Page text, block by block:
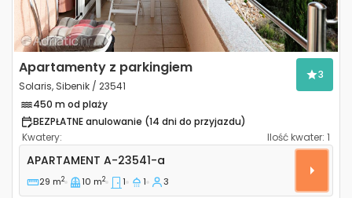
Apartamenty z parkingiem
Solaris, Sibenik / 23541
3
450 m od plaży
BEZPŁATNE anulowanie (14 dni do przyjazdu)
Kwatery:
Ilość kwater: 1
Jednopokojowy apartament Solaris, Sibenik A-
APARTAMENT A-23541-a
29 m2 10 m2 1 1 3